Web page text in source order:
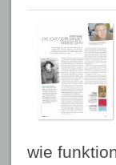
wie